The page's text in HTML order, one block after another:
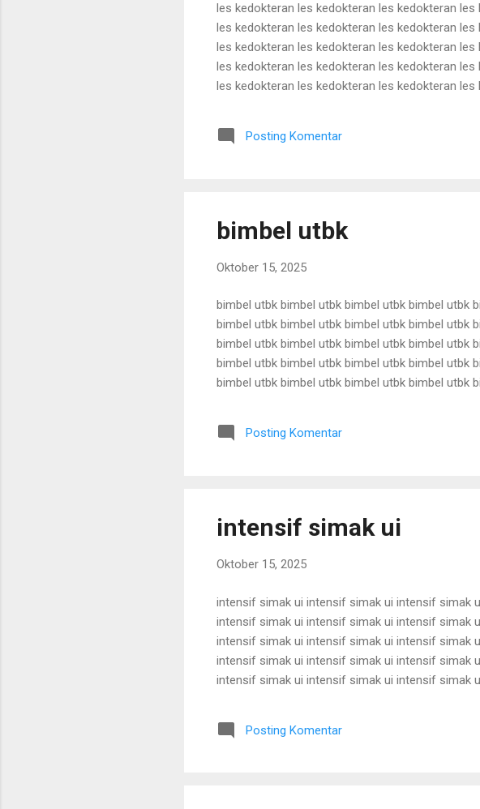
les kedokteran les kedokteran les kedokteran
les kedokteran les kedokteran les kedokteran
les kedokteran les kedokteran les kedokteran
les kedokteran les kedokteran les kedokteran
les kedokteran les kedokteran les kedokteran
les kedokteran les kedokteran les kedokteran
les kedokteran les kedokteran les kedokteran les
Posting Komentar
bimbel utbk
Oktober 15, 2025
bimbel utbk bimbel utbk bimbel utbk bimbel utbk
bimbel utbk bimbel utbk bimbel utbk bimbel utbk
bimbel utbk bimbel utbk bimbel utbk bimbel utbk
bimbel utbk bimbel utbk bimbel utbk bimbel utbk
bimbel utbk bimbel utbk bimbel utbk bimbel utbk
bimbel utbk bimbel utbk bimbel utbk bimbel utbk
bimbel utbk bimbel utbk bimbel utbk bimbel utbk
Posting Komentar
intensif simak ui
Oktober 15, 2025
intensif simak ui intensif simak ui intensif simak
intensif simak ui intensif simak ui intensif simak
intensif simak ui intensif simak ui intensif simak
intensif simak ui intensif simak ui intensif simak
intensif simak ui intensif simak ui intensif simak
intensif simak ui intensif simak ui intensif simak
Posting Komentar